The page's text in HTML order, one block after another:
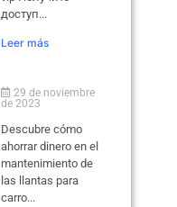
доступ...
Leer más
29 de noviembre
de 2023
Descubre cómo
ahorrar dinero en el
mantenimiento de
las llantas para
carro...